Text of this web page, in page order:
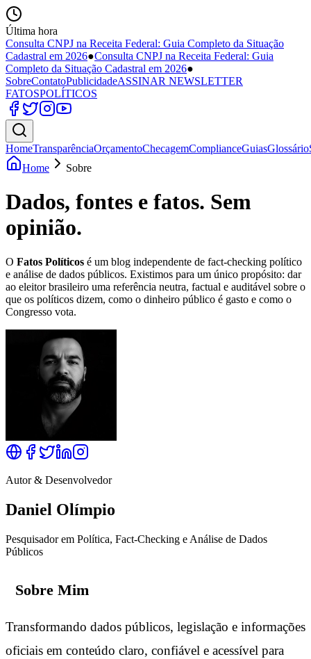
Última hora
Consulta CNPJ na Receita Federal: Guia Completo da Situação
Cadastral em 2026●Consulta CNPJ na Receita Federal: Guia
Completo da Situação Cadastral em 2026●
SobreContatoPublicidadeASSINAR NEWSLETTER
FATOSPOLÍTICOS
HomeTransparênciaOrçamentoChecagemComplianceGuiasGlossário
Home
Sobre
Dados, fontes e fatos. Sem
opinião.
O Fatos Políticos é um blog independente de fact-checking político
e análise de dados públicos. Existimos para um único propósito: dar
ao eleitor brasileiro uma referência neutra, factual e auditável sobre o
que os políticos dizem, como o dinheiro público é gasto e como o
Congresso vota.
Autor & Desenvolvedor
Daniel Olímpio
Pesquisador em Política, Fact-Checking e Análise de Dados
Públicos
Sobre Mim
Transformando dados públicos, legislação e informações
oficiais em conteúdo claro, confiável e acessível para